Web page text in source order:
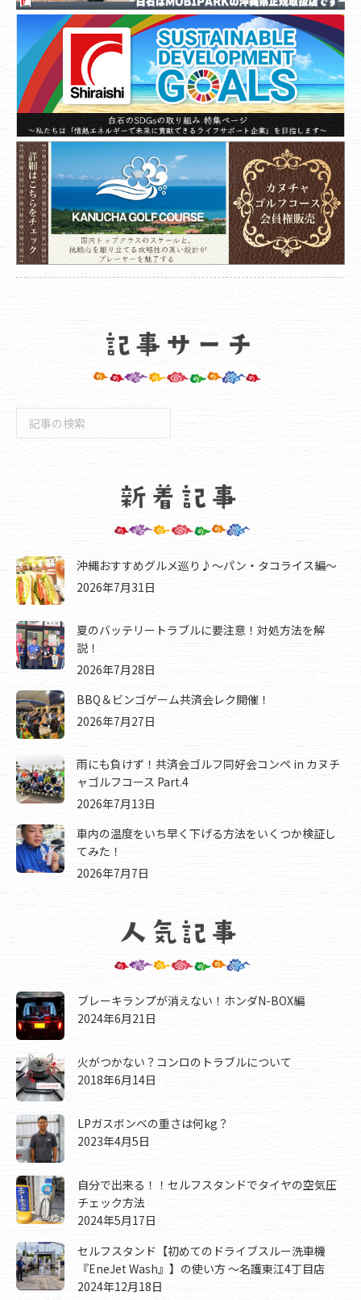
索
沖縄おすすめグルメ巡り♪～パン・タコライス編～
2026年7月31日
夏のバッテリートラブルに要注意！対処方法を解
説！
2026年7月28日
BBQ＆ビンゴゲーム共済会レク開催！
2026年7月27日
雨にも負けず！共済会ゴルフ同好会コンペ in カヌチ
ャゴルフコース Part.4
2026年7月13日
車内の温度をいち早く下げる方法をいくつか検証し
てみた！
2026年7月7日
ブレーキランプが消えない！ホンダN-BOX編
2024年6月21日
火がつかない？コンロのトラブルについて
2018年6月14日
LPガスボンベの重さは何kg？
2023年4月5日
自分で出来る！！セルフスタンドでタイヤの空気圧
チェック方法
2024年5月17日
セルフスタンド【初めてのドライブスルー洗車機
『EneJet Wash』】の使い方 ～名護東江4丁目店
2024年12月18日